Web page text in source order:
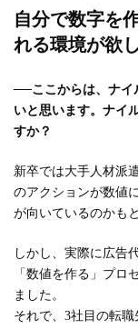
自分で数字を
れる環境が欲
──ここからは、ナ
いと思います。ナイ
すか？
新卒では大手人材派
のアクションが数値
が向いているのかも
しかし、実際に広告
「数値を作る」プロ
ました。
それで、3社目の転